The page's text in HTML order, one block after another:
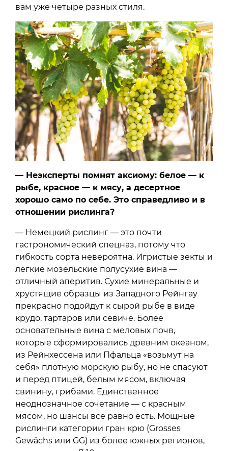
вам уже четыре разных стиля.
— Неэксперты помнят аксиому: белое — к
рыбе, красное — к мясу, а десертное
хорошо само по себе. Это справедливо и в
отношении рислинга?
— Немецкий рислинг — это почти
гастрономический спецназ, потому что
гибкость сорта невероятна. Игристые зекты и
легкие мозельские полусухие вина —
отличный аперитив. Сухие минеральные и
хрустящие образцы из Западного Рейнгау
прекрасно подойдут к сырой рыбе в виде
крудо, тартаров или севиче. Более
основательные вина с меловых почв,
которые сформировались древним океаном,
из Рейнхессена или Пфальца «возьмут на
себя» плотную морскую рыбу, но не спасуют
и перед птицей, белым мясом, включая
свинину, грибами. Единственное
неоднозначное сочетание — с красным
мясом, но шансы все равно есть. Мощные
рислинги категории гран крю (Grosses
Gewächs или GG) из более южных регионов,